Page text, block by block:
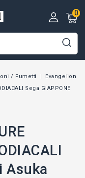
0
/ Fumetti
Evangelion
Sega GIAPPONE
Asuka